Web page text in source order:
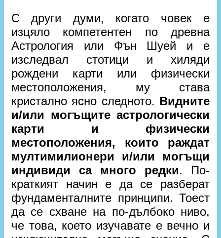
С други думи, когато човек е
изцяло компетентен по древна
Астрология или Фън Шуей и е
изследвал стотици и хиляди
рождени карти или физически
местоположения, му става
кристално ясно следното. Видните
и/или могъщите астрологически
карти и физически
местоположения, които раждат
мултимилионери и/или могъщи
индивиди са много редки. По-
краткият начин е да се разберат
фундаменталните принципи. Тоест
да се схване на по-дълбоко ниво,
че това, което изучавате е вечно и